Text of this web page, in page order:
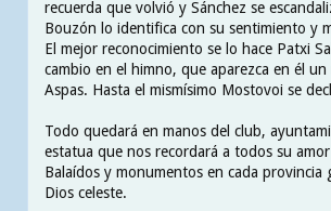
recuerda que volvió y Sánchez se
Bouzón lo identifica con su sentimiento y
El mejor reconocimiento se lo hace Patxi
cambio en el himno, que aparezca en él
Aspas. Hasta el mismísimo Mostovoi se
Todo quedará en manos del club,
estatua que nos recordará a todos su
Balaídos y monumentos en cada
Dios celeste.